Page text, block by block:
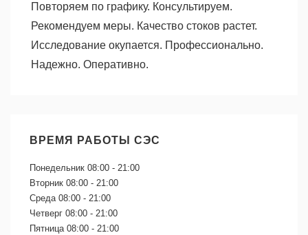
Повторяем по графику. Консультируем.
Рекомендуем меры. Качество стоков растет.
Исследование окупается. Профессионально.
Надежно. Оперативно.
ВРЕМЯ РАБОТЫ СЭС
Понедельник 08:00 - 21:00
Вторник 08:00 - 21:00
Среда 08:00 - 21:00
Четверг 08:00 - 21:00
Пятница 08:00 - 21:00